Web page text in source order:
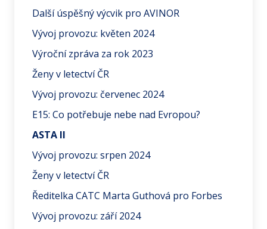
Další úspěšný výcvik pro AVINOR
Vývoj provozu: květen 2024
Výroční zpráva za rok 2023
Ženy v letectví ČR
Vývoj provozu: červenec 2024
E15: Co potřebuje nebe nad Evropou?
ASTA II
Vývoj provozu: srpen 2024
Ženy v letectví ČR
Ředitelka CATC Marta Guthová pro Forbes
Vývoj provozu: září 2024